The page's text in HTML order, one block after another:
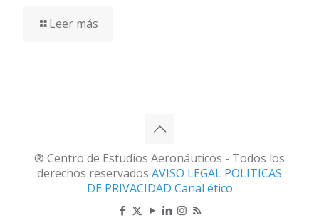
Leer más
® Centro de Estudios Aeronáuticos - Todos los
derechos reservados AVISO LEGAL POLITICAS
DE PRIVACIDAD Canal ético